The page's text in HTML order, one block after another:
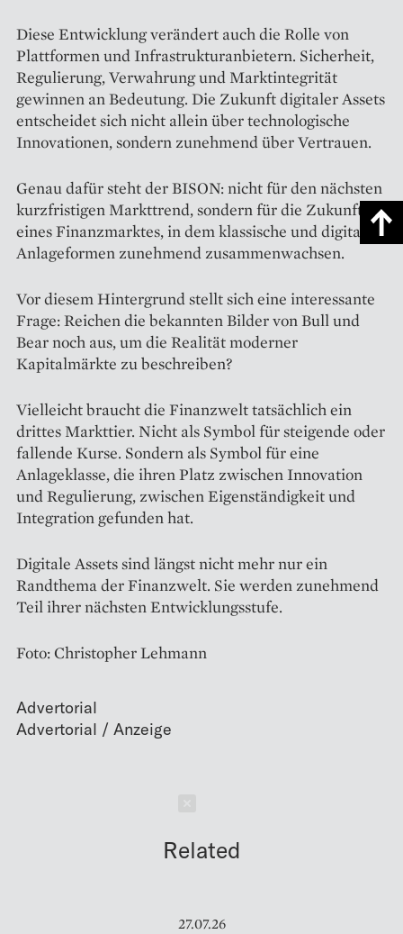
Diese Entwicklung verändert auch die Rolle von
Plattformen und Infrastrukturanbietern. Sicherheit,
Regulierung, Verwahrung und Marktintegrität
gewinnen an Bedeutung. Die Zukunft digitaler Assets
entscheidet sich nicht allein über technologische
Innovationen, sondern zunehmend über Vertrauen.
Genau dafür steht der BISON: nicht für den nächsten
kurzfristigen Markttrend, sondern für die Zukunft
eines Finanzmarktes, in dem klassische und digitale
Anlageformen zunehmend zusammenwachsen.
Vor diesem Hintergrund stellt sich eine interessante
Frage: Reichen die bekannten Bilder von Bull und
Bear noch aus, um die Realität moderner
Kapitalmärkte zu beschreiben?
Vielleicht braucht die Finanzwelt tatsächlich ein
drittes Markttier. Nicht als Symbol für steigende oder
fallende Kurse. Sondern als Symbol für eine
Anlageklasse, die ihren Platz zwischen Innovation
und Regulierung, zwischen Eigenständigkeit und
Integration gefunden hat.
Digitale Assets sind längst nicht mehr nur ein
Randthema der Finanzwelt. Sie werden zunehmend
Teil ihrer nächsten Entwicklungsstufe.
Foto: Christopher Lehmann
Advertorial
Related
27.07.26